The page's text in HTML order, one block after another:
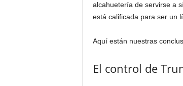
alcahuetería de servirse a
está calificada para ser un
Aquí están nuestras
El control de